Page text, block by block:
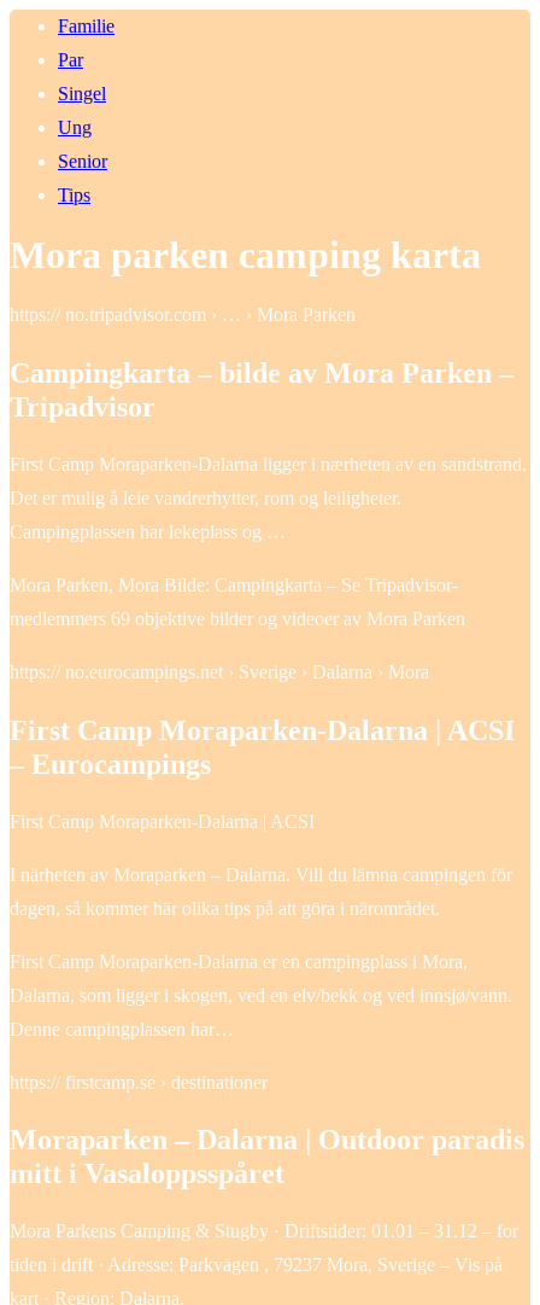
Familie
Par
Singel
Ung
Senior
Tips
Mora parken camping karta
https:// no.tripadvisor.com › … › Mora Parken
Campingkarta – bilde av Mora Parken –
Tripadvisor
First Camp Moraparken-Dalarna ligger i nærheten av en sandstrand.
Det er mulig å leie vandrerhytter, rom og leiligheter.
Campingplassen har lekeplass og …
Mora Parken, Mora Bilde: Campingkarta – Se Tripadvisor-
medlemmers 69 objektive bilder og videoer av Mora Parken
https:// no.eurocampings.net › Sverige › Dalarna › Mora
First Camp Moraparken-Dalarna | ACSI
– Eurocampings
First Camp Moraparken-Dalarna | ACSI
I närheten av Moraparken – Dalarna. Vill du lämna campingen för
dagen, så kommer här olika tips på att göra i närområdet.
First Camp Moraparken-Dalarna er en campingplass i Mora,
Dalarna, som ligger i skogen, ved en elv/bekk og ved innsjø/vann.
Denne campingplassen har…
https:// firstcamp.se › destinationer
Moraparken – Dalarna | Outdoor paradis
mitt i Vasaloppsspåret
Mora Parkens Camping & Stugby · Driftstider: 01.01 – 31.12 – for
tiden i drift · Adresse: Parkvägen , 79237 Mora, Sverige – Vis på
kart · Region: Dalarna.